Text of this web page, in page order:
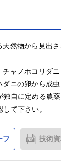
然物から見出
ャノホコリダニ
ニの卵から成
独自に定める農
て下さい。
フ 技術